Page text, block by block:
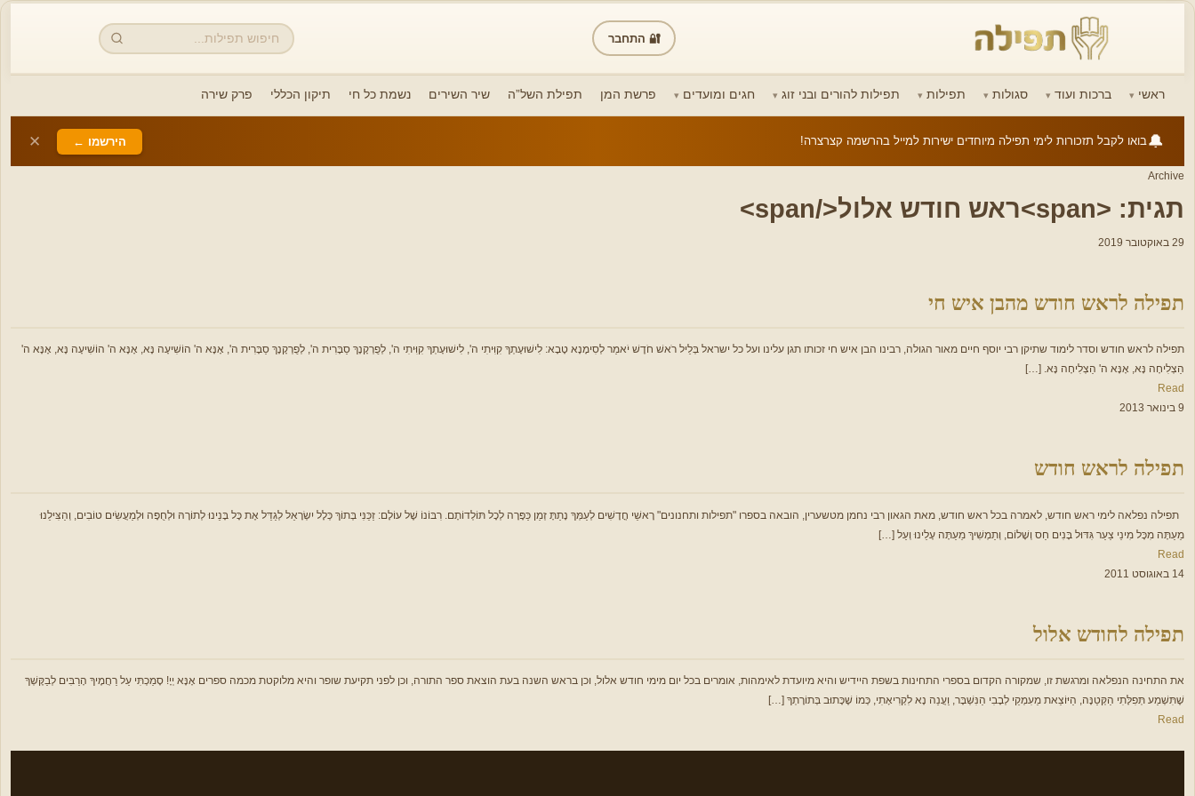
🔐 התחבר
חיפוש
ראשי ברכות ועוד סגולות תפילות תפילות להורים ובני זוג חגים ומועדים פרשת המן תפילת השל”ה שיר השירים נשמת כל חי תיקון הכללי פרק שירה
🔔בואו לקבל תזכורות לימי תפילה מיוחדים ישירות למייל בהרשמה קצרצרה! הירשמו ← ✕
Archive
תגית: <span>ראש חודש אלול</span>
29 באוקטובר 2019
תפילה לראש חודש מהבן איש חי
תפילה לראש חודש וסדר לימוד שתיקן רבי יוסף חיים מאור הגולה, רבינו הבן איש חי זכותו תגן עלינו ועל כל ישראל בְּלֵיל רֹאשׁ חֹדֶשׁ יֹאמַר לְסִימָנָא טָבָא: לִישׁוּעָתְךָ קִוִּיתִי ה', לִישׁוּעָתְךָ קִוִּיתִי ה', לְפֻרְקָנָךְ סַבָּרִית ה', לְפֻרְקָנָךְ סַבָּרִית ה', אָנָּא ה' הוֹשִׁיעָה נָּא, אָנָּא ה' הוֹשִׁיעָה נָּא, אָנָּא ה'
הַצְלִיחָה נָּא, אָנָּא ה' הַצְלִיחָה נָּא. […]
Read
9 בינואר 2013
תפילה לראש חודש
תפילה נפלאה לימי ראש חודש, לאמרה בכל ראש חודש, מאת הגאון רבי נחמן מטשערין, הובאה בספרו "תפילות ותחנונים" רָאשֵׁי חֳדָשִׁים לְעַמְּךָ נָתַתָּ זְמַן כַּפָּרָה לְכָל תּוֹלְדוֹתָם. רִבּוֹנוֹ שֶׁל עוֹלָם: זַכֵּנִּי בְּתוֹךְ כְּלָל יִשְׂרָאֵל לְגַדֵּל אֶת כָּל בָּנֵינוּ לְתוֹרָהּ וּלְחֻפָּה וּלְמַעֲשִׂים טוֹבִים, וְהַצִּילֵנוּ
מֵעַתָּה מִכָּל מִינֵי צַעַר גִּדּוּל בָּנִים חַס וְשָׁלוֹם, וְתַמְשִׁיךְ מֵעַתָּה עָלֵינוּ וְעַל […]
Read
14 באוגוסט 2011
תפילה לחודש אלול
את התחינה הנפלאה ומרגשת זו, שמקורה הקדום בספרי התחינות בשפת היידיש והיא מיועדת לאימהות, אומרים בכל יום מימי חודש אלול, וכן בראש השנה בעת הוצאת ספר התורה, וכן לפני תקיעת שופר והיא מלוקטת מכמה ספרים אָנָּא יְיָ! סָמַכְתִּי עַל רַחֲמֶיךָ הָרַבִּים לְבַקֶּשְׁךָ
שֶׁתִּשְׁמַע תְּפִלָּתִי הַקְּטַנָּה, הַיּוֹצֵאת מֵעִמְקֵי לְבָבִי הַנִּשְׁבָּר, וַעֲנֵה נָא לִקְרִיאָתִי, כְּמוֹ שֶׁכָּתוּב בְּתוֹרָתְךָ […]
Read